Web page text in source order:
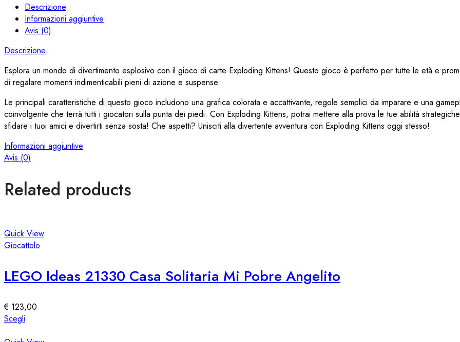
Descrizione
Informazioni aggiuntive
Avis (0)
Descrizione
Esplora un mondo di divertimento esplosivo con il gioco di carte Exploding Kittens! Questo gioco è perfetto per tutte le età e
di regalare momenti indimenticabili pieni di azione e suspense.
Le principali caratteristiche di questo gioco includono una grafica colorata e accattivante, regole semplici da imparare e una
coinvolgente che terrà tutti i giocatori sulla punta dei piedi. Con Exploding Kittens, potrai mettere alla prova le tue abilità
sfidare i tuoi amici e divertirti senza sosta! Che aspetti? Unisciti alla divertente avventura con Exploding Kittens oggi stesso!
Informazioni aggiuntive
Avis (0)
Related products
Quick View
Giocattolo
LEGO Ideas 21330 Casa Solitaria Mi Pobre Angelito
€ 123,00
Scegli